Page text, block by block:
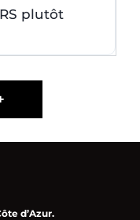
plutôt
d’Azur.